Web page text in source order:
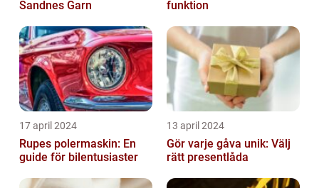
Sandnes Garn
funktion
17 april 2024
Rupes polermaskin: En
guide för bilentusiaster
13 april 2024
Gör varje gåva unik: Välj
rätt presentlåda